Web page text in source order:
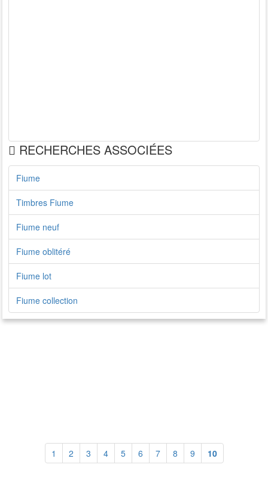
RECHERCHES ASSOCIÉES
Fiume
Timbres Fiume
Fiume neuf
Fiume oblitéré
Fiume lot
Fiume collection
1 2 3 4 5 6 7 8 9 10